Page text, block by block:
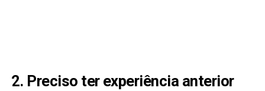
2. Preciso ter experiência anterior